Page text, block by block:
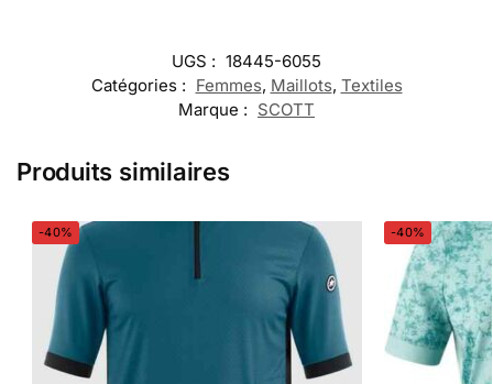
UGS : 18445-6055
Catégories : Femmes, Maillots, Textiles
Marque : SCOTT
Produits similaires
-40% -40%